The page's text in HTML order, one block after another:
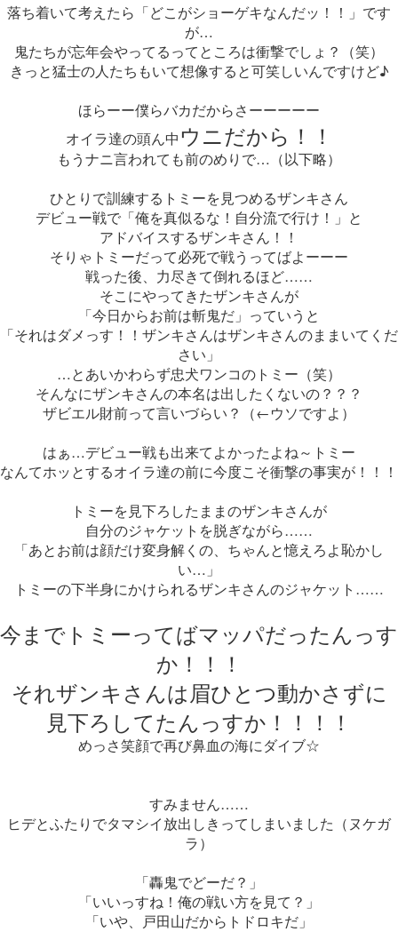
落ち着いて考えたら「どこがショーゲキなんだッ！！」です
が…
鬼たちが忘年会やってるってところは衝撃でしょ？（笑）
きっと猛士の人たちもいて想像すると可笑しいんですけど♪
ほらーー僕らバカだからさーーーーー
オイラ達の頭ん中 ウニだから！！
もうナニ言われても前のめりで…（以下略）
ひとりで訓練するトミーを見つめるザンキさん
デビュー戦で「俺を真似るな！自分流で行け！」と
アドバイスするザンキさん！！
そりゃトミーだって必死で戦うってばよーーー
戦った後、力尽きて倒れるほど……
そこにやってきたザンキさんが
「今日からお前は斬鬼だ」っていうと
「それはダメっす！！ザンキさんはザンキさんのままいてくだ
さい」
…とあいかわらず忠犬ワンコのトミー（笑）
そんなにザンキさんの本名は出したくないの？？？
ザビエル財前って言いづらい？（←ウソですよ）
はぁ…デビュー戦も出来てよかったよね～トミー
なんてホッとするオイラ達の前に今度こそ衝撃の事実が！！！
トミーを見下ろしたままのザンキさんが
自分のジャケットを脱ぎながら……
「あとお前は顔だけ変身解くの、ちゃんと憶えろよ恥かし
い…」
トミーの下半身にかけられるザンキさんのジャケット……
今までトミーってばマッパだったんっす
か！！！
それザンキさんは眉ひとつ動かさずに
見下ろしてたんっすか！！！！
めっさ笑顔で再び鼻血の海にダイブ☆
すみません……
ヒデとふたりでタマシイ放出しきってしまいました（ヌケガ
ラ）
「轟鬼でどーだ？」
「いいっすね！俺の戦い方を見て？」
「いや、戸田山だからトドロキだ」